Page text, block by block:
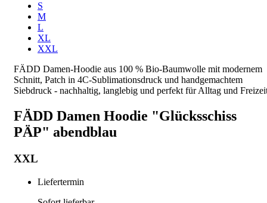
S
M
L
XL
XXL
FÄDD Damen-Hoodie aus 100 % Bio-Baumwolle mit modernem
Schnitt, Patch in 4C-Sublimationsdruck und handgemachtem
Siebdruck - nachhaltig, langlebig und perfekt für Alltag und
FÄDD Damen Hoodie "Glücksschiss
PÄP" abendblau
XXL
Liefertermin